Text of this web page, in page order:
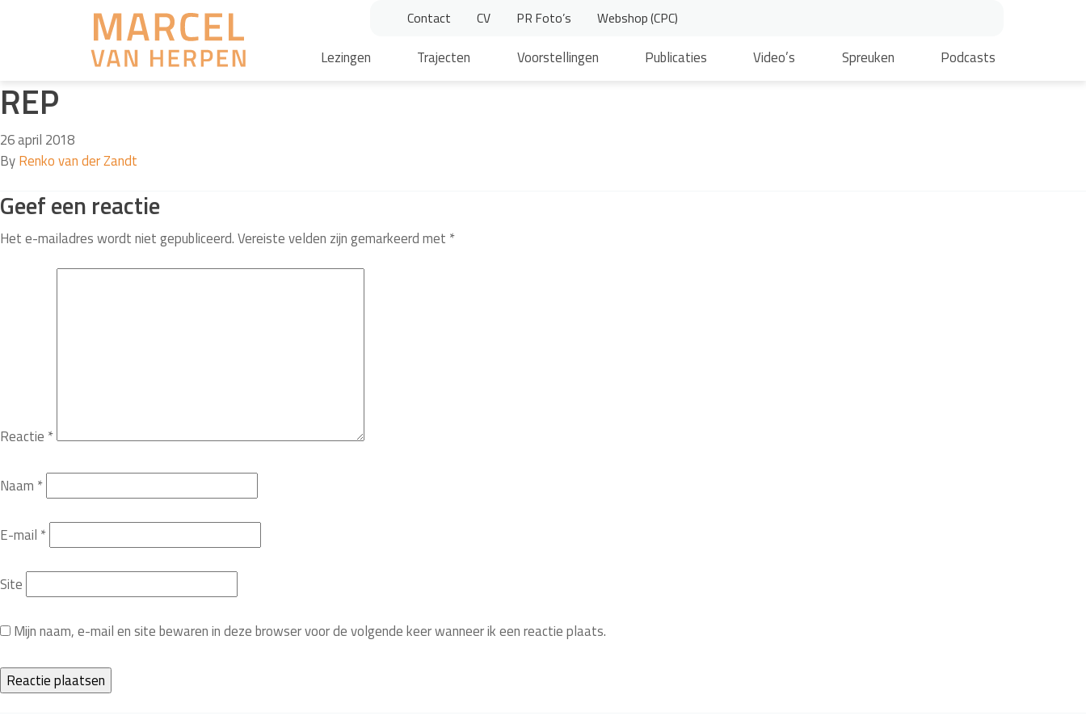
Contact CV PR Foto’s Webshop (CPC)
Lezingen Trajecten Voorstellingen Publicaties Video’s Spreuken Podcasts
REP
26 april 2018
ByRenko van der Zandt
Geef een reactie
Het e-mailadres wordt niet gepubliceerd.Vereiste velden zijn gemarkeerd met *
Reactie *
Naam *
E-mail *
Site
Mijn naam, e-mail en site bewaren in deze browser voor de volgende keer wanneer ik een reactie plaats.